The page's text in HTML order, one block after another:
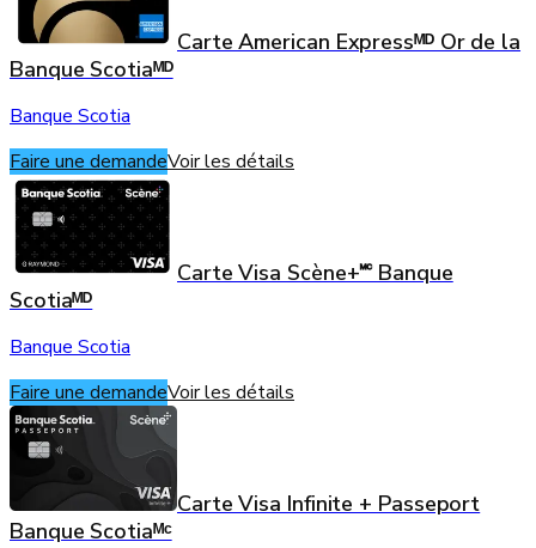
Carte American Expressᴹᴰ Or de la
Banque Scotiaᴹᴰ
Banque Scotia
Faire une demandeVoir les détails
Carte Visa Scène+🅪 Banque
Scotiaᴹᴰ
Banque Scotia
Faire une demandeVoir les détails
Carte Visa Infinite + Passeport
Banque Scotiaᴹᶜ